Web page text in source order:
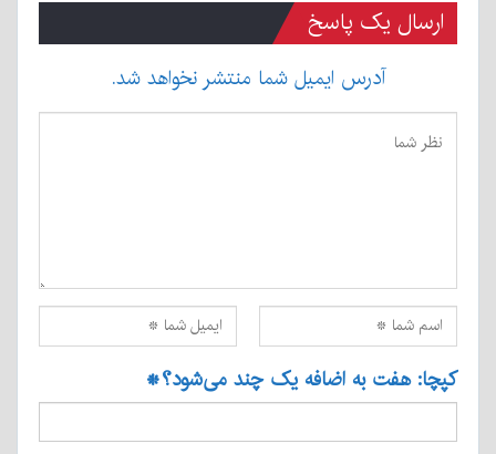
ارسال یک پاسخ
آدرس ایمیل شما منتشر نخواهد شد.
کپچا: هفت به اضافه یک چند می‌شود؟*